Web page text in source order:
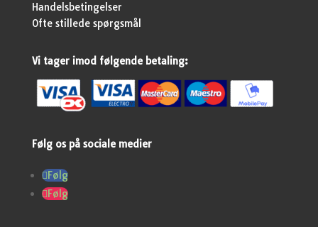
Handelsbetingelser
Ofte stillede spørgsmål
Vi tager imod følgende betaling:
Følg os på sociale medier
Følg
Følg